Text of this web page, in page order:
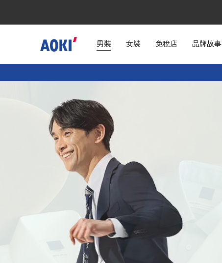
男裝 女裝 免稅店 品牌故事